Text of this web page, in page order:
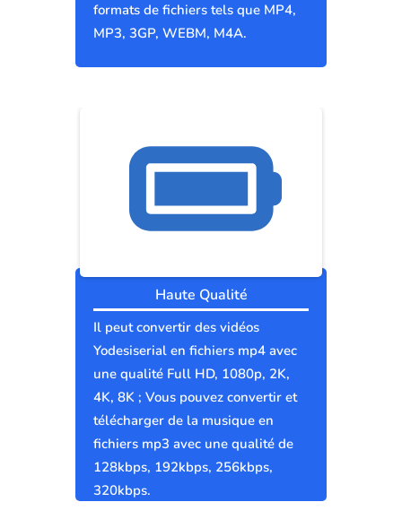
formats de fichiers tels que MP4,
MP3, 3GP, WEBM, M4A.
Haute Qualité
Il peut convertir des vidéos
Yodesiserial en fichiers mp4 avec
une qualité Full HD, 1080p, 2K,
4K, 8K ; Vous pouvez convertir et
télécharger de la musique en
fichiers mp3 avec une qualité de
128kbps, 192kbps, 256kbps,
320kbps.